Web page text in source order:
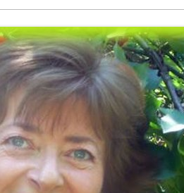
BELSŐ GYERMEK DÉDELGETŐ ÚJ!
ALUDJ JÓL!
EZT NYISD KI, HA…
EGÉSZSÉGEDRE!
ELENGEDÉS